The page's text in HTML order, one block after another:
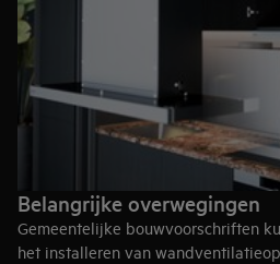
Belangrijke overwegingen
Gemeentelijke bouwvoorschriften
het installeren van